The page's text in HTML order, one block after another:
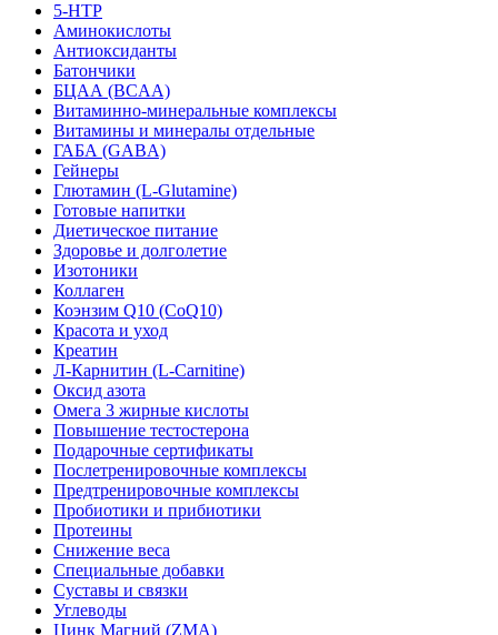
5-HTP
Аминокислоты
Антиоксиданты
Батончики
БЦАА (BCAA)
Витаминно-минеральные комплексы
Витамины и минералы отдельные
ГАБА (GABA)
Гейнеры
Глютамин (L-Glutamine)
Готовые напитки
Диетическое питание
Здоровье и долголетие
Изотоники
Коллаген
Коэнзим Q10 (CoQ10)
Красота и уход
Креатин
Л-Карнитин (L-Сarnitine)
Оксид азота
Омега 3 жирные кислоты
Повышение тестостерона
Подарочные сертификаты
Послетренировочные комплексы
Предтренировочные комплексы
Пробиотики и прибиотики
Протеины
Снижение веса
Специальные добавки
Суставы и связки
Углеводы
Цинк Магний (ZMA)